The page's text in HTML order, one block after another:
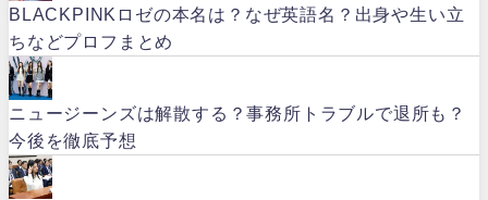
BLACKPINKロゼの本名は？なぜ英語名？出身や生い立
ちなどプロフまとめ
ニュージーンズは解散する？事務所トラブルで退所も？
今後を徹底予想